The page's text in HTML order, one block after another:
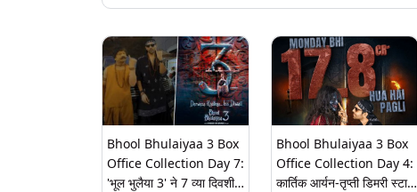
Bhool Bhulaiyaa 3 Box
Office Collection Day 7:
'भूल भुलैया 3' ने 7 व्या दिवशी
Bhool Bhulaiyaa 3 Box
Office Collection Day 4:
कार्तिक आर्यन-तृप्ती डिमरी स्टारर